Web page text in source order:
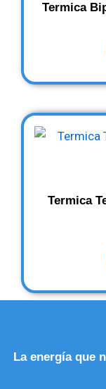
Termica
Termica
La energía que